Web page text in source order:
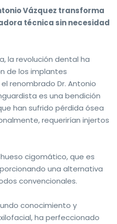
Vázquez transforma
técnica sin necesidad
la revolución dental ha
de los implantes
renombrado Dr. Antonio
es una bendición
han sufrido pérdida ósea
requerirían injertos
cigomático, que es
una alternativa
convencionales.
conocimiento y
ha perfeccionado